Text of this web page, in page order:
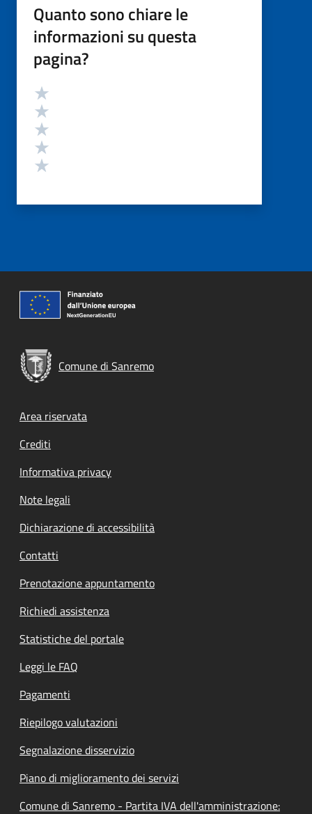
Quanto sono chiare le
informazioni su questa
pagina?
Valutazione
Comune di Sanremo
Footer menu
Area riservata
Crediti
Informativa privacy
Note legali
Dichiarazione di accessibilità
Contatti
Prenotazione appuntamento
Richiedi assistenza
Statistiche del portale
Leggi le FAQ
Pagamenti
Riepilogo valutazioni
Segnalazione disservizio
Piano di miglioramento dei servizi
Comune di Sanremo - Partita IVA dell'amministrazione: